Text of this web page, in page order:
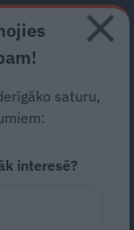
Abonē
saturu,
interesē?